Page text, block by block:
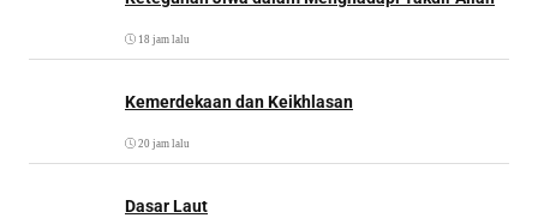
18 jam lalu
Kemerdekaan dan Keikhlasan
20 jam lalu
Dasar Laut